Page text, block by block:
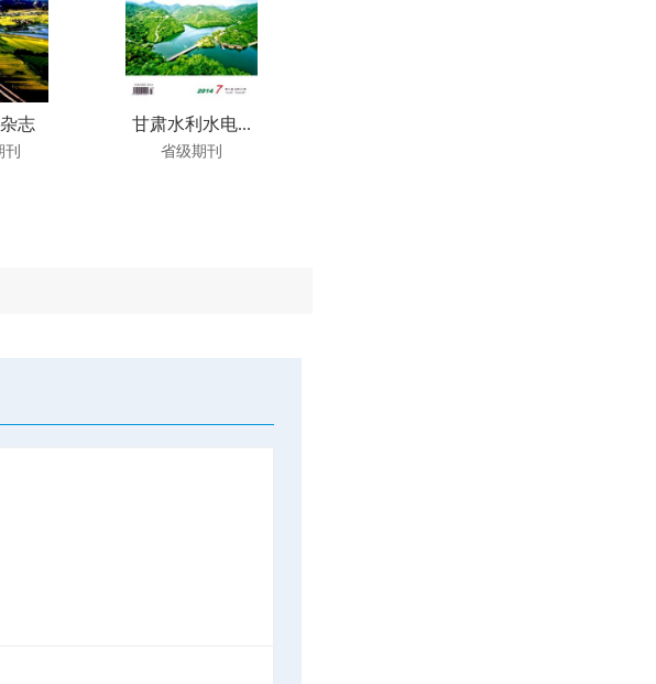
志
刊
甘肃水利水电...
省级期刊